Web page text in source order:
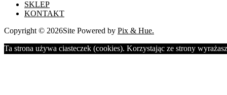
SKLEP
KONTAKT
Copyright © 2026Site Powered by Pix & Hue.
Ta strona używa ciasteczek (cookies). Korzystając ze strony